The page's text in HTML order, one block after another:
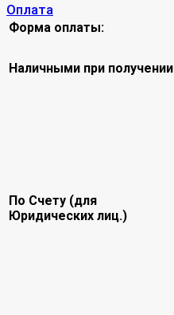
Оплата
Форма оплаты:
Наличными при получении
По Счету (для
Юридических лиц.)